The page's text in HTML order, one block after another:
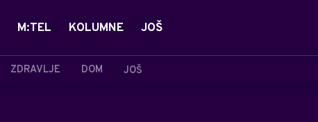
ZDRAVLJE DOM JOŠ
M:TEL KOLUMNE JOŠ